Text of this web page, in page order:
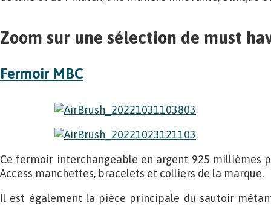
Zoom sur une sélection de must
Fermoir MBC
Ce fermoir interchangeable en argent 925 millièmes
Access manchettes, bracelets et colliers de la marque.
Il est également la pièce principale du sautoir